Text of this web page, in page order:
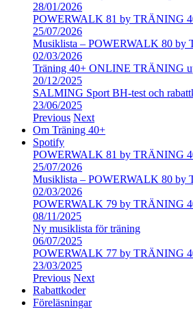
28/01/2026
POWERWALK 81 by TRÄNING
25/07/2026
Musiklista – POWERWALK 80 by
02/03/2026
Träning 40+ ONLINE TRÄNING
20/12/2025
SALMING Sport BH-test och
23/06/2025
Previous Next
Om Träning 40+
Spotify
POWERWALK 81 by TRÄNING
25/07/2026
Musiklista – POWERWALK 80 by
02/03/2026
POWERWALK 79 by TRÄNING
08/11/2025
Ny musiklista för träning
06/07/2025
POWERWALK 77 by TRÄNING
23/03/2025
Previous Next
Rabattkoder
Föreläsningar